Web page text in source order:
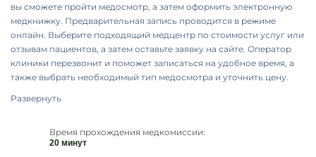
вы сможете пройти медосмотр, а затем оформить электронную
медкнижку. Предварительная запись проводится в режиме
онлайн. Выберите подходящий медцентр по стоимости услуг или
отзывам пациентов, а затем оставьте заявку на сайте. Оператор
клиники перезвонит и поможет записаться на удобное время, а
также выбрать необходимый тип медосмотра и уточнить цену.
Развернуть
Время прохождения медкомиссии:
20 минут